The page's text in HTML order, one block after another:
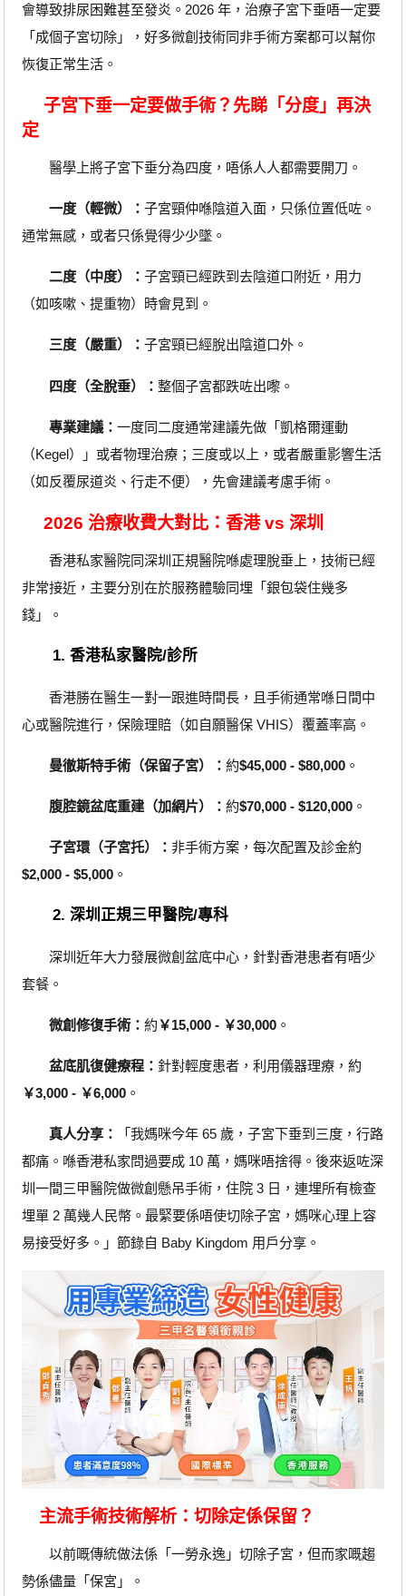
會導致排尿困難甚至發炎。2026 年，治療子宮下垂唔一定要
「成個子宮切除」，好多微創技術同非手術方案都可以幫你
恢復正常生活。
子宮下垂一定要做手術？先睇「分度」再決
定
醫學上將子宮下垂分為四度，唔係人人都需要開刀。
一度（輕微）： 子宮頸仲喺陰道入面，只係位置低咗。
通常無感，或者只係覺得少少墜。
二度（中度）： 子宮頸已經跌到去陰道口附近，用力
（如咳嗽、提重物）時會見到。
三度（嚴重）： 子宮頸已經脫出陰道口外。
四度（全脫垂）： 整個子宮都跌咗出嚟。
專業建議： 一度同二度通常建議先做「凱格爾運動
（Kegel）」或者物理治療；三度或以上，或者嚴重影響生活
（如反覆尿道炎、行走不便），先會建議考慮手術。
2026 治療收費大對比：香港 vs 深圳
香港私家醫院同深圳正規醫院喺處理脫垂上，技術已經
非常接近，主要分別在於服務體驗同埋「銀包袋住幾多
錢」。
1. 香港私家醫院/診所
香港勝在醫生一對一跟進時間長，且手術通常喺日間中
心或醫院進行，保險理賠（如自願醫保 VHIS）覆蓋率高。
曼徹斯特手術（保留子宮）： 約$45,000 - $80,000。
腹腔鏡盆底重建（加網片）： 約$70,000 - $120,000。
子宮環（子宮托）： 非手術方案，每次配置及診金約
$2,000 - $5,000。
2. 深圳正規三甲醫院/專科
深圳近年大力發展微創盆底中心，針對香港患者有唔少
套餐。
微創修復手術： 約￥15,000 - ￥30,000。
盆底肌復健療程： 針對輕度患者，利用儀器理療，約
￥3,000 - ￥6,000。
真人分享：
「我媽咪今年 65 歲，子宮下垂到三度，行路
都痛。喺香港私家問過要成 10 萬，媽咪唔捨得。後來返咗深
圳一間三甲醫院做微創懸吊手術，住院 3 日，連埋所有檢查
埋單 2 萬幾人民幣。最緊要係唔使切除子宮，媽咪心理上容
易接受好多。」節錄自 Baby Kingdom 用戶分享。
主流手術技術解析：切除定係保留？
以前嘅傳統做法係「一勞永逸」切除子宮，但而家嘅趨
勢係儘量「保宮」。